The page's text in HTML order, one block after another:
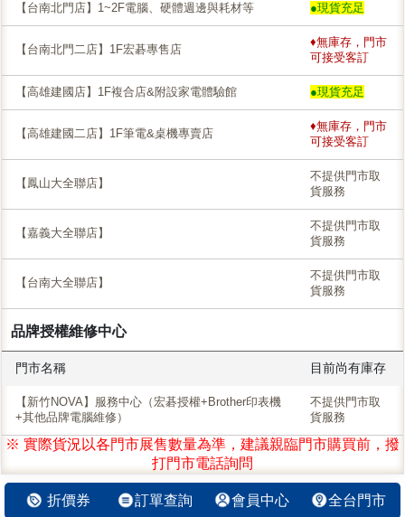
【台南北門店】1~2F電腦、硬體週邊與耗材等 ●現貨充足
【台南北門二店】1F宏碁專售店
♦無庫存，門市
可接受客訂
【高雄建國店】1F複合店&附設家電體驗館 ●現貨充足
【高雄建國二店】1F筆電&桌機專賣店
♦無庫存，門市
可接受客訂
【鳳山大全聯店】
不提供門市取
貨服務
【嘉義大全聯店】
不提供門市取
貨服務
【台南大全聯店】
不提供門市取
貨服務
品牌授權維修中心
門市名稱 目前尚有庫存
【新竹NOVA】服務中心（宏碁授權+Brother印表機
+其他品牌電腦維修）
不提供門市取
貨服務
※ 實際貨況以各門市展售數量為準，建議親臨門市購買前，撥
打門市電話詢問
折價券 訂單查詢 會員中心 全台門市